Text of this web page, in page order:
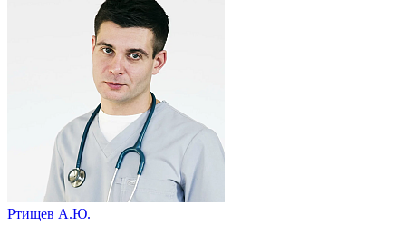
Ртищев А.Ю.